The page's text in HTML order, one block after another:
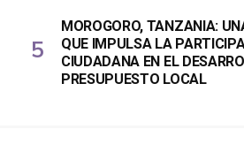
MOROGORO, TANZANIA:
QUE IMPULSA LA
CIUDADANA EN EL
PRESUPUESTO LOCAL